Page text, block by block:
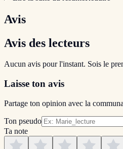
Avis
Avis des lecteurs
Aucun avis pour l'instant. Sois le
Laisse ton avis
Partage ton opinion avec la
Ton pseudo
Ta note